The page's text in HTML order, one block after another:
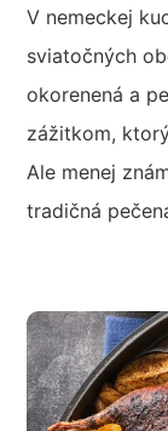
V nemeckej
sviatočných
okorenená a
zážitkom,
Ale menej
tradičná